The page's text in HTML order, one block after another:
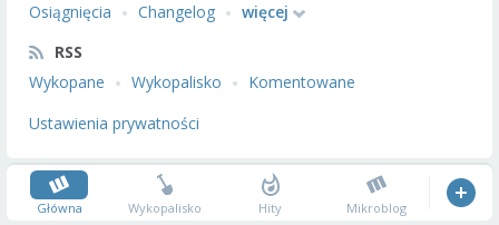
Osiągnięcia
Changelog
więcej
RSS
Wykopane
Wykopalisko
Komentowane
Ustawienia prywatności
Główna Wykopalisko Hity Mikroblog